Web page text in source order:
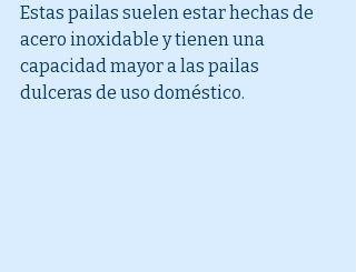
Estas pailas suelen estar hechas de
acero inoxidable y tienen una
capacidad mayor a las pailas
dulceras de uso doméstico.